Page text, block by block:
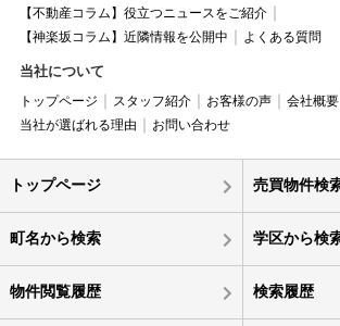
【不動産コラム】役立つニュースをご紹介
【神楽坂コラム】近隣情報を公開中
よくある質問
当社について
トップページ スタッフ紹介 お客様の声
会社概要
当社が選ばれる理由
お問い合わせ
トップページ 売買物件検
町名から検索 学区から検
物件閲覧履歴 検索履歴